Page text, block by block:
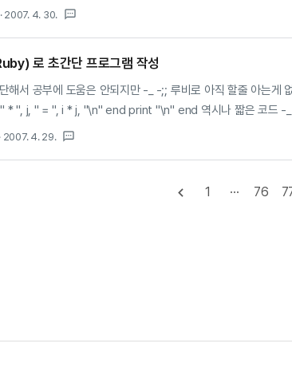
있는 P뱅킹 서비스(www.pbank.co.kr)를 다음달 시작한다고
· 2007. 4. 30. textsms
로 초간단 프로그램 작성
해서 공부에 도움은 안되지만 -_ -;; 루비로 아직 할줄 아는
* ", j, " = ", i * j, "\n" end print "\n" end 역시나 짧은 코드 -_
· 2007. 4. 29. textsms
navigate_before 1 ··· 76